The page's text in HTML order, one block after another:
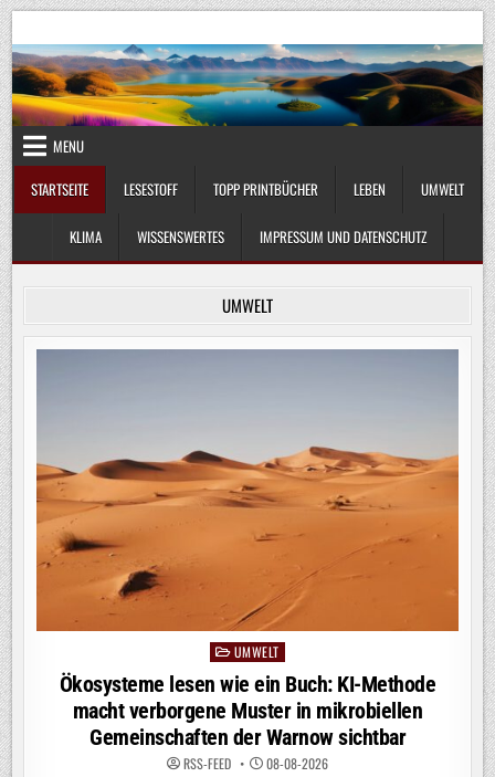
Skip
to
content
UmweltKlima.com
MENU
STARTSEITE
LESESTOFF TOPP PRINTBÜCHER LEBEN UMWELT
KLIMA WISSENSWERTES IMPRESSUM UND DATENSCHUTZ
UMWELT
PostedUMWELT
Ökosysteme lesen wie ein Buch: KI-Methode
macht verborgene Muster in mikrobiellen
Gemeinschaften der Warnow sichtbar
RSS-FEED 08-08-2026